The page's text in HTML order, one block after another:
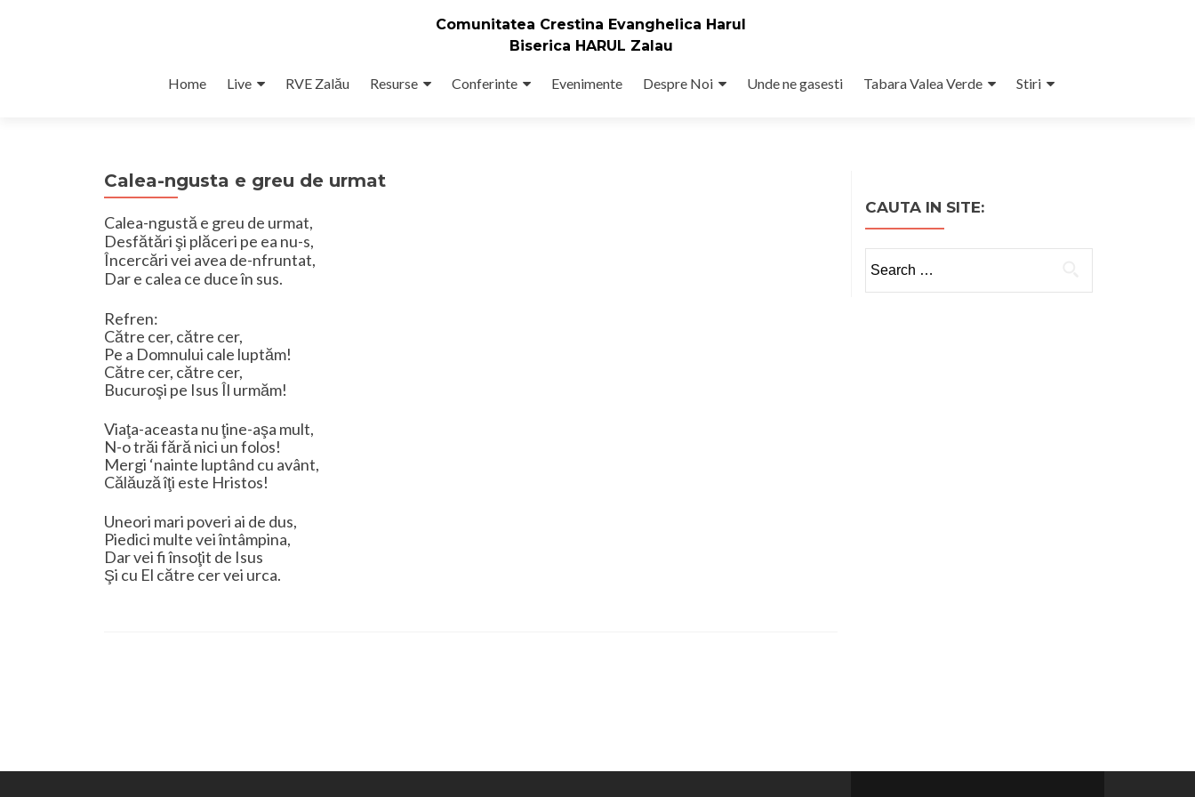
Comunitatea Crestina Evanghelica Harul
Biserica HARUL Zalau
Home Live RVE Zalău Resurse Conferinte Evenimente Despre Noi Unde ne gasesti Tabara Valea Verde Stiri
Calea-ngusta e greu de urmat
Calea-ngustă e greu de urmat,
Desfătări şi plăceri pe ea nu-s,
Încercări vei avea de-nfruntat,
Dar e calea ce duce în sus.
Refren:
Către cer, către cer,
Pe a Domnului cale luptăm!
Către cer, către cer,
Bucuroşi pe Isus Îl urmăm!
Viaţa-aceasta nu ţine-aşa mult,
N-o trăi fără nici un folos!
Mergi ‘nainte luptând cu avânt,
Călăuză îţi este Hristos!
Uneori mari poveri ai de dus,
Piedici multe vei întâmpina,
Dar vei fi însoţit de Isus
Şi cu El către cer vei urca.
CAUTA IN SITE:
for: